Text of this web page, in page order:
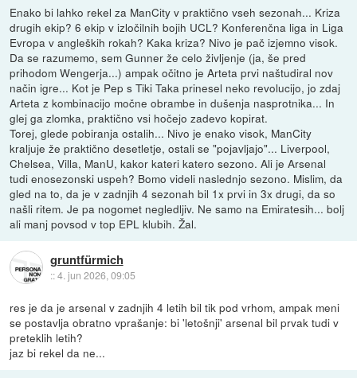
Enako bi lahko rekel za ManCity v praktično vseh sezonah... Kriza
drugih ekip? 6 ekip v izločilnih bojih UCL? Konferenčna liga in Liga
Evropa v angleških rokah? Kaka kriza? Nivo je pač izjemno visok.
Da se razumemo, sem Gunner že celo življenje (ja, še pred
prihodom Wengerja...) ampak očitno je Arteta prvi naštudiral nov
način igre... Kot je Pep s Tiki Taka prinesel neko revolucijo, jo zdaj
Arteta z kombinacijo močne obrambe in dušenja nasprotnika... In
glej ga zlomka, praktično vsi hočejo zadevo kopirat.
Torej, glede pobiranja ostalih... Nivo je enako visok, ManCity
kraljuje že praktično desetletje, ostali se "pojavljajo"... Liverpool,
Chelsea, Villa, ManU, kakor kateri katero sezono. Ali je Arsenal
tudi enosezonski uspeh? Bomo videli naslednjo sezono. Mislim, da
gled na to, da je v zadnjih 4 sezonah bil 1x prvi in 3x drugi, da so
našli ritem. Je pa nogomet negledljiv. Ne samo na Emiratesih... bolj
ali manj povsod v top EPL klubih. Žal.
gruntfürmich
::4. jun 2026, 09:05
res je da je arsenal v zadnjih 4 letih bil tik pod vrhom, ampak meni
se postavlja obratno vprašanje: bi 'letošnji' arsenal bil prvak tudi v
preteklih letih?
jaz bi rekel da ne...